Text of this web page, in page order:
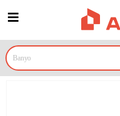
Prijava za članove